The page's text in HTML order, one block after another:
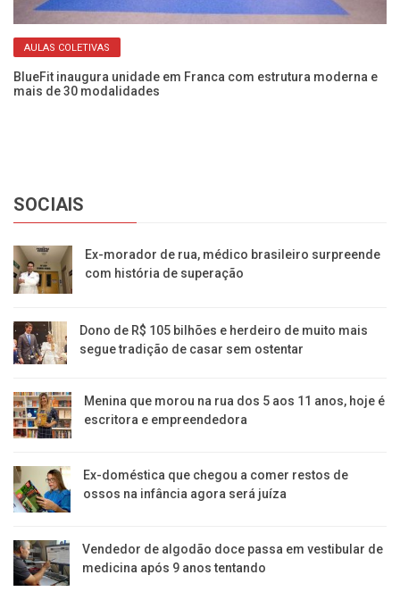
AULAS COLETIVAS
BlueFit inaugura unidade em Franca com estrutura moderna e
mais de 30 modalidades
SOCIAIS
Ex-morador de rua, médico brasileiro surpreende
com história de superação
Dono de R$ 105 bilhões e herdeiro de muito mais
segue tradição de casar sem ostentar
Menina que morou na rua dos 5 aos 11 anos, hoje é
escritora e empreendedora
Ex-doméstica que chegou a comer restos de
ossos na infância agora será juíza
Vendedor de algodão doce passa em vestibular de
medicina após 9 anos tentando